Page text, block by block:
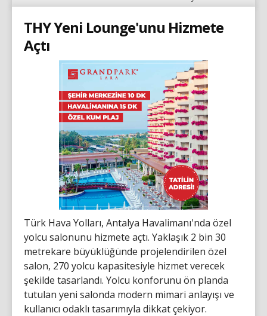
THY Yeni Lounge'unu Hizmete
Açtı
Türk Hava Yolları, Antalya Havalimanı'nda özel
yolcu salonunu hizmete açtı. Yaklaşık 2 bin 30
metrekare büyüklüğünde projelendirilen özel
salon, 270 yolcu kapasitesiyle hizmet verecek
şekilde tasarlandı. Yolcu konforunu ön planda
tutulan yeni salonda modern mimari anlayışı ve
kullanıcı odaklı tasarımıyla dikkat çekiyor.